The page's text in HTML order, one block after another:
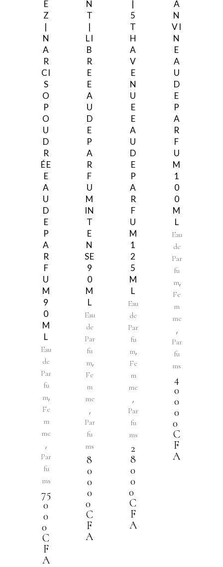
E
Z
|
N
A
R
CI
S
O
P
O
U
D
R
ÉE
E
A
U
D
E
P
A
R
F
U
M
9
0
M
L
Eau
de
Par
fu
m,
Fe
m
me
,
Par
fu
ms
75
0
0
0
C
F
A
N
T
|
LI
B
R
E
E
A
U
D
E
P
A
R
F
U
M
IN
T
E
N
SE
9
0
M
L
Eau
de
Par
fu
m,
Fe
m
me
,
Par
fu
ms
8
0
0
0
0
C
F
A
|
5
T
H
A
V
E
N
U
E
E
A
U
D
E
P
A
R
F
U
M
1
2
5
M
L
Eau
de
Par
fu
m,
Fe
m
me
,
Par
fu
ms
2
8
0
0
0
C
F
A
A
N
VI
N
E
A
U
D
E
P
A
R
F
U
M
1
0
0
M
L
Eau
de
Par
fu
m,
Fe
m
me
,
Par
fu
ms
4
0
0
0
0
C
F
A